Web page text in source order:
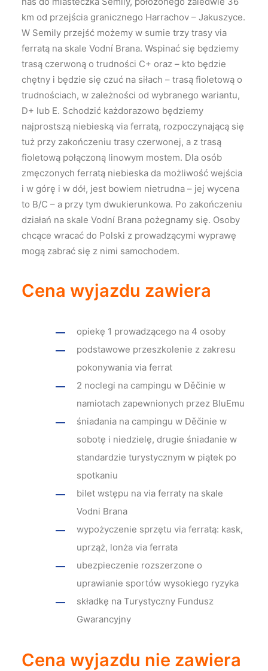
km od przejścia granicznego Harrachov – Jakuszyce.
W Semily przejść możemy w sumie trzy trasy via
ferratą na skale Vodní Brana. Wspinać się będziemy
trasą czerwoną o trudności C+ oraz – kto będzie
chętny i będzie się czuć na siłach – trasą fioletową o
trudnościach, w zależności od wybranego wariantu,
D+ lub E. Schodzić każdorazowo będziemy
najprostszą niebieską via ferratą, rozpoczynającą się
tuż przy zakończeniu trasy czerwonej, a z trasą
fioletową połączoną linowym mostem. Dla osób
zmęczonych ferratą niebieska da możliwość wejścia
i w górę i w dół, jest bowiem nietrudna – jej wycena
to B/C – a przy tym dwukierunkowa. Po zakończeniu
działań na skale Vodní Brana pożegnamy się. Osoby
chcące wracać do Polski z prowadzącymi wyprawę
mogą zabrać się z nimi samochodem.
Cena wyjazdu zawiera
opiekę 1 prowadzącego na 4 osoby
podstawowe przeszkolenie z zakresu
pokonywania via ferrat
2 noclegi na campingu w Děčinie w
namiotach zapewnionych przez BluEmu
śniadania na campingu w Děčinie w
sobotę i niedzielę, drugie śniadanie w
standardzie turystycznym w piątek po
spotkaniu
bilet wstępu na via ferraty na skale
Vodni Brana
wypożyczenie sprzętu via ferratą: kask,
uprząż, lonża via ferrata
ubezpieczenie rozszerzone o
uprawianie sportów wysokiego ryzyka
składkę na Turystyczny Fundusz
Gwarancyjny
Cena wyjazdu nie zawiera